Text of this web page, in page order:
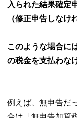
入られた結果確定
（修正申告しなけ
このような場合に
の税金を支払わな
例えば、無申告だ